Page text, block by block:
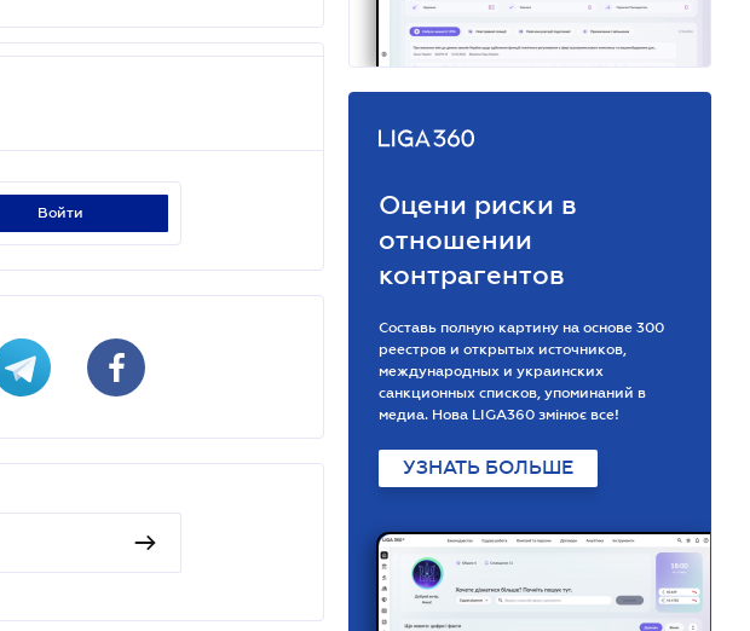
войти
Оцени риски в
отношении
контрагентов
Составь полную картину на основе 300
реестров и открытых источников,
международных и украинских
санкционных списков, упоминаний в
медиа. Нова LIGA360 змінює все!
УЗНАТЬ БОЛЬШЕ